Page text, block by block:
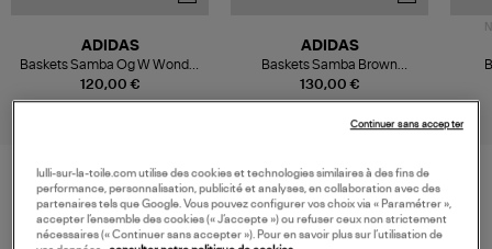
120,00 €
ADIDAS
Baskets Samba Og W Wonder
White/Dusky Bronze/Gold
130,00 €
ADIDAS
Baskets Samba Brown
Desert/Warm Vanilla/Wonder
VOS DERNIERS PRODUITS VUS
lulli-sur-la-toile.com utilise des cookies et technologies similaires à des fins de
performance, personnalisation, publicité et analyses, en collaboration avec des
partenaires tels que Google. Vous pouvez configurer vos choix via « Paramétrer »,
accepter l’ensemble des cookies (« J’accepte ») ou refuser ceux non strictement
nécessaires (« Continuer sans accepter »). Pour en savoir plus sur l’utilisation de
Continuer sans accepter